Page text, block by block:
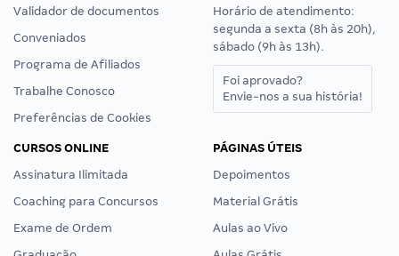
Validador de documentos
Conveniados
Programa de Afiliados
Trabalhe Conosco
Preferências de Cookies
Horário de atendimento:
segunda a sexta (8h às 20h),
sábado (9h às 13h).
Foi aprovado?
Envie-nos a sua história!
CURSOS ONLINE
Assinatura Ilimitada
Coaching para Concursos
Exame de Ordem
PÁGINAS ÚTEIS
Depoimentos
Material Grátis
Aulas ao Vivo